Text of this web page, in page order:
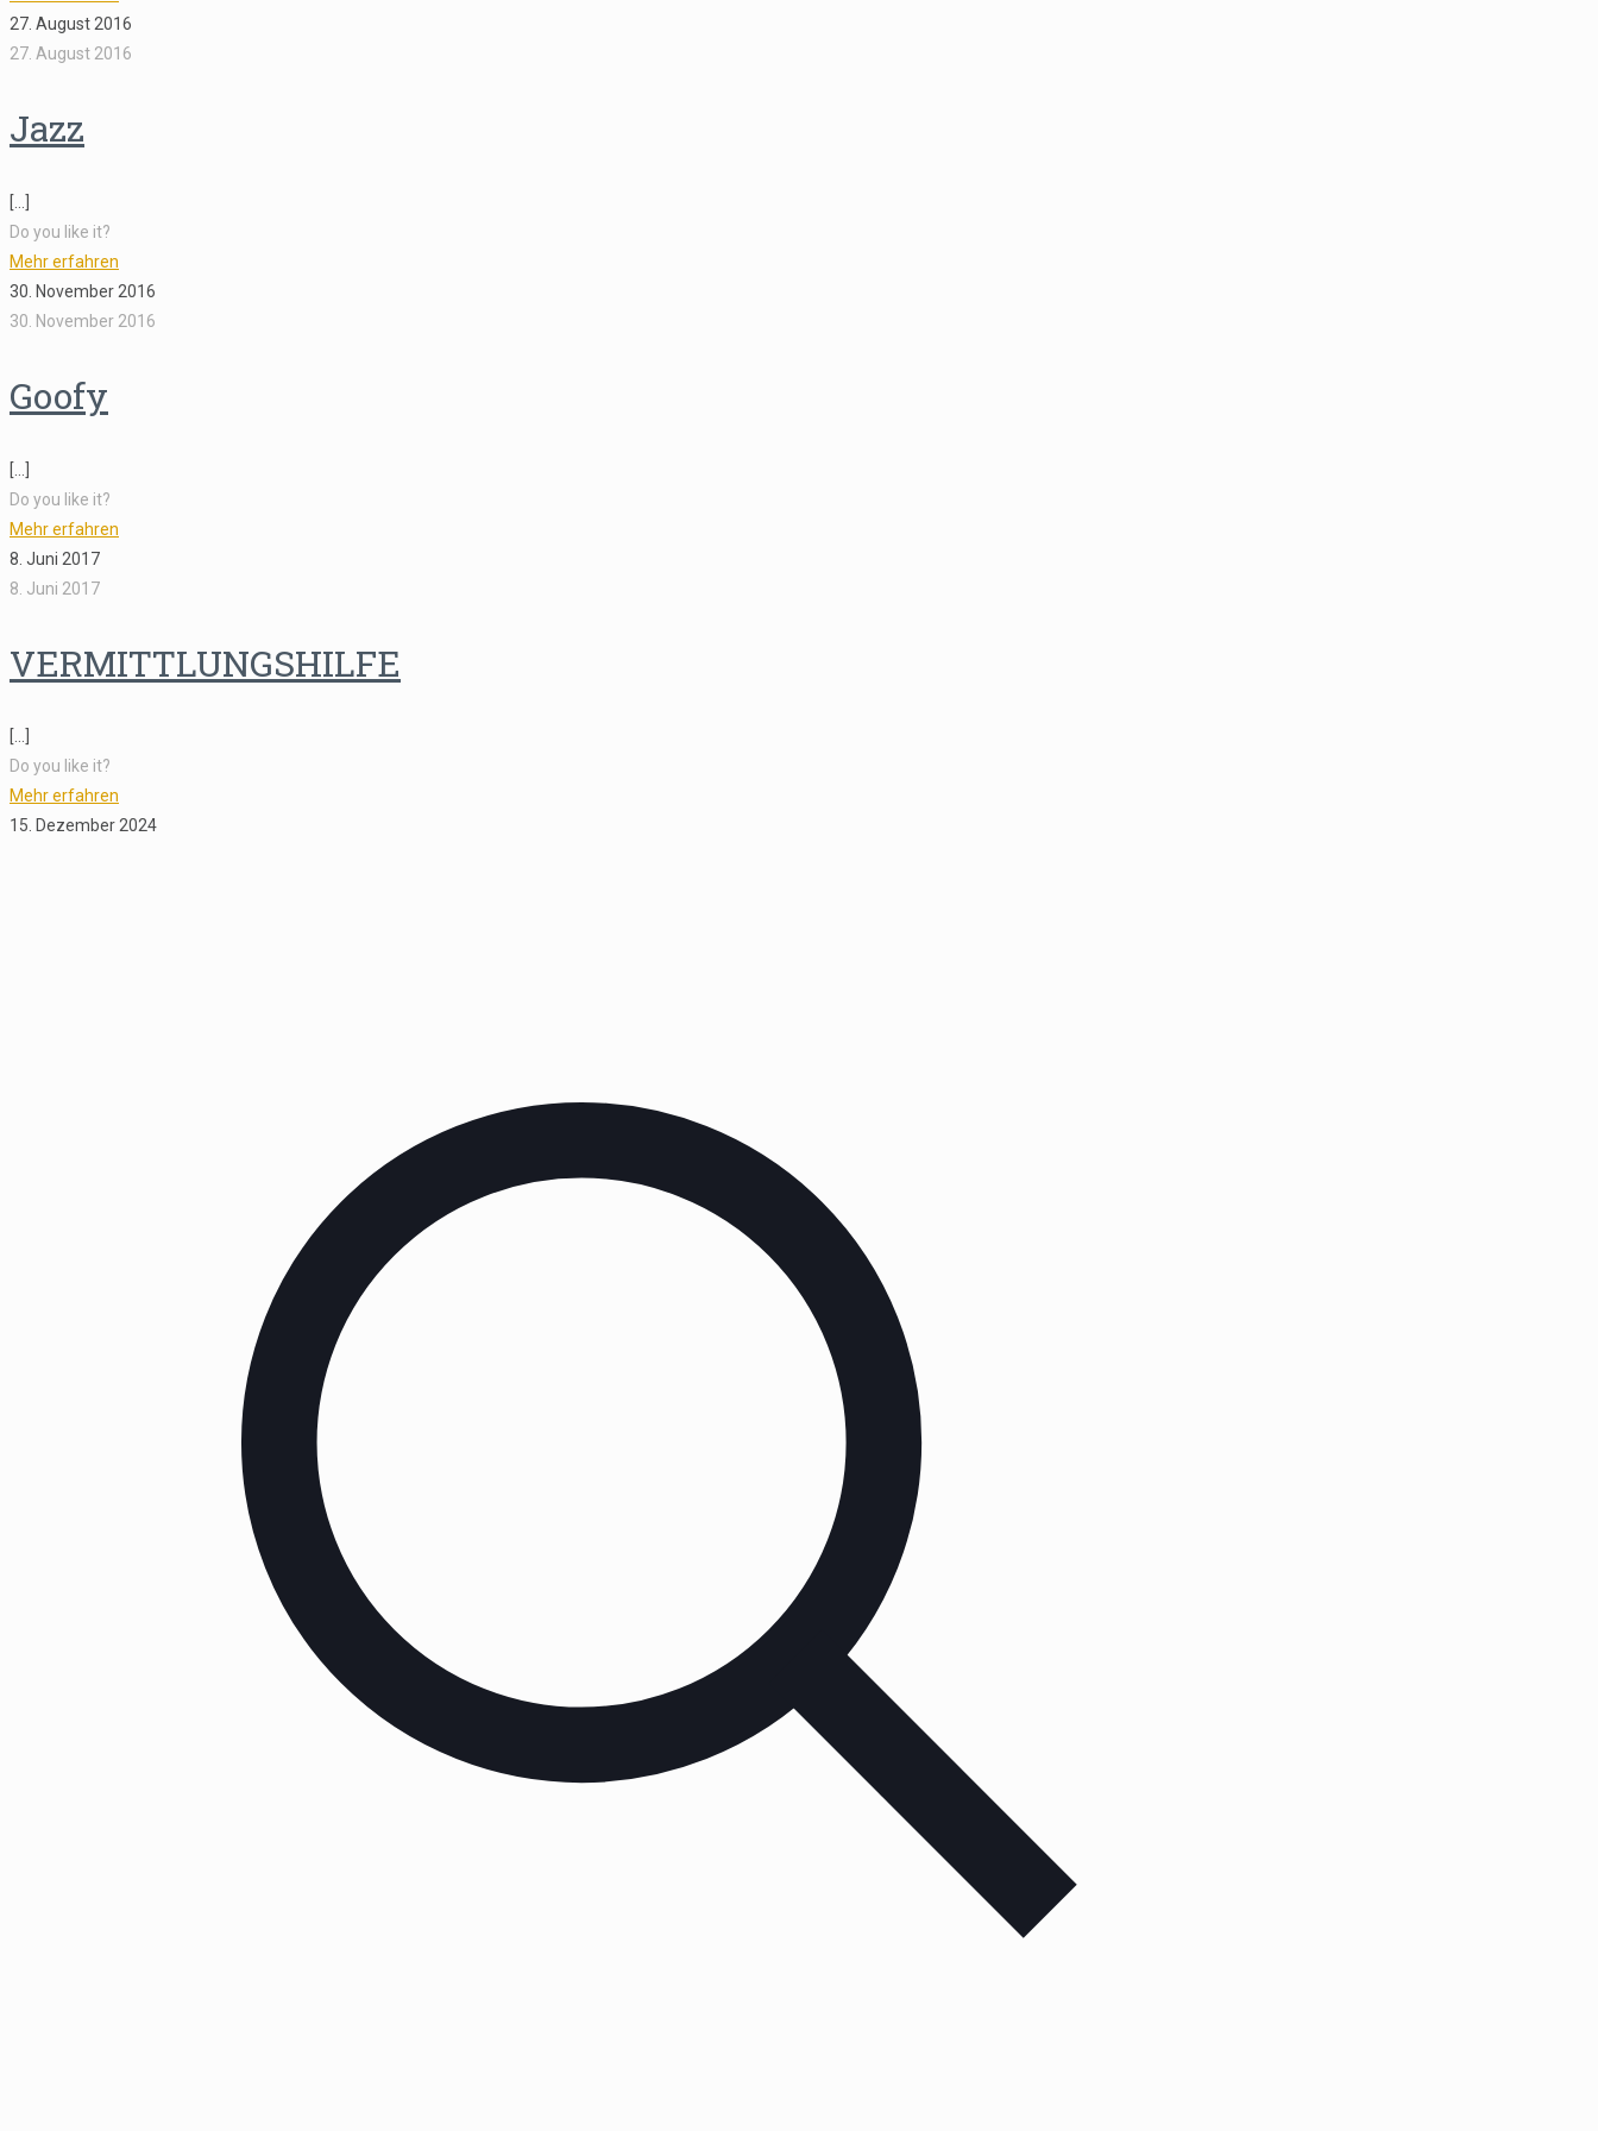
27. August 2016
27. August 2016
Jazz
[…]
Do you like it?
Mehr erfahren
30. November 2016
30. November 2016
Goofy
[…]
Do you like it?
Mehr erfahren
8. Juni 2017
8. Juni 2017
VERMITTLUNGSHILFE
[…]
Do you like it?
Mehr erfahren
15. Dezember 2024